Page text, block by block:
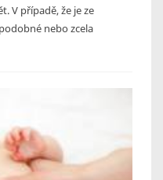
V případě, že je ze
nebo zcela